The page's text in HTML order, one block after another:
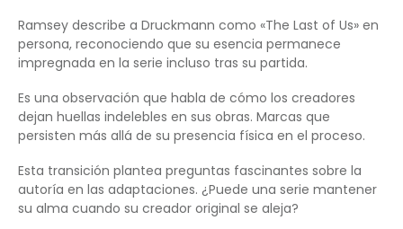
Ramsey describe a Druckmann como «The Last of Us» en
persona, reconociendo que su esencia permanece
impregnada en la serie incluso tras su partida.
Es una observación que habla de cómo los creadores
dejan huellas indelebles en sus obras. Marcas que
persisten más allá de su presencia física en el proceso.
Esta transición plantea preguntas fascinantes sobre la
autoría en las adaptaciones. ¿Puede una serie mantener
su alma cuando su creador original se aleja?